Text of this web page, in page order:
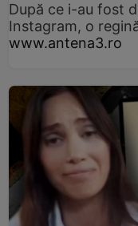
După ce i-au fost
Instagram, o
www.antena3.ro